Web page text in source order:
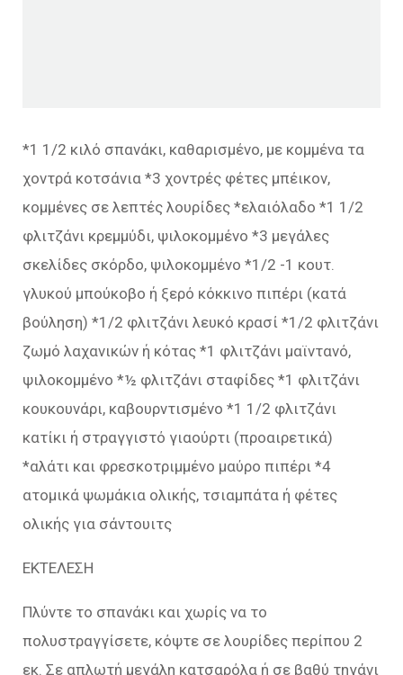
*1 1/2 κιλό σπανάκι, καθαρισμένο, με κομμένα τα
χοντρά κοτσάνια *3 χοντρές φέτες μπέικον,
κομμένες σε λεπτές λουρίδες *ελαιόλαδο *1 1/2
φλιτζάνι κρεμμύδι, ψιλοκομμένο *3 μεγάλες
σκελίδες σκόρδο, ψιλοκομμένο *1/2 -1 κουτ.
γλυκού μπούκοβο ή ξερό κόκκινο πιπέρι (κατά
βούληση) *1/2 φλιτζάνι λευκό κρασί *1/2 φλιτζάνι
ζωμό λαχανικών ή κότας *1 φλιτζάνι μαϊντανό,
ψιλοκομμένο *½ φλιτζάνι σταφίδες *1 φλιτζάνι
κουκουνάρι, καβουρντισμένο *1 1/2 φλιτζάνι
κατίκι ή στραγγιστό γιαούρτι (προαιρετικά)
*αλάτι και φρεσκοτριμμένο μαύρο πιπέρι *4
ατομικά ψωμάκια ολικής, τσιαμπάτα ή φέτες
ολικής για σάντουιτς
ΕΚΤΕΛΕΣΗ
Πλύντε το σπανάκι και χωρίς να το
πολυστραγγίσετε, κόψτε σε λουρίδες περίπου 2
εκ. Σε απλωτή μεγάλη κατσαρόλα ή σε βαθύ τηγάνι